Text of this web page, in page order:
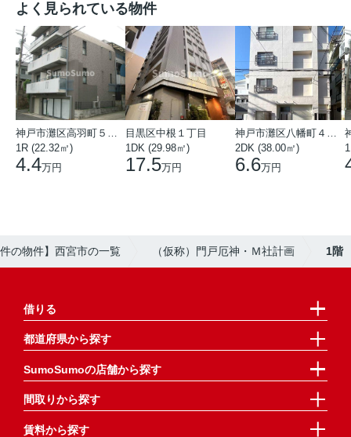
よく見られている物件
神戸市灘区高羽町５丁目
1R (22.32㎡)
4.4万円
目黒区中根１丁目
1DK (29.98㎡)
17.5万円
神戸市灘区八幡町４丁目
2DK (38.00㎡)
6.6万円
の物件】西宮市の一覧 （仮称）門戸厄神・Ｍ社計画 1階
借りる
都道府県から探す
SumoSumoの店舗から探す
間取りから探す
賃料から探す